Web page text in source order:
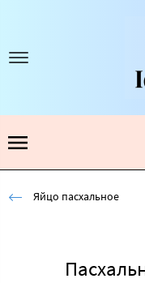
Яйцо пасхальное